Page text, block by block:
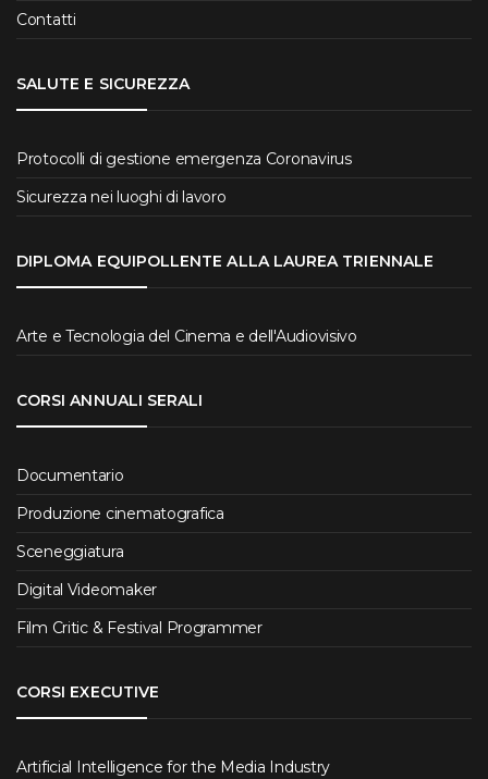
Contatti
SALUTE E SICUREZZA
Protocolli di gestione emergenza Coronavirus
Sicurezza nei luoghi di lavoro
DIPLOMA EQUIPOLLENTE ALLA LAUREA TRIENNALE
Arte e Tecnologia del Cinema e dell'Audiovisivo
CORSI ANNUALI SERALI
Documentario
Produzione cinematografica
Sceneggiatura
Digital Videomaker
Film Critic & Festival Programmer
CORSI EXECUTIVE
Artificial Intelligence for the Media Industry